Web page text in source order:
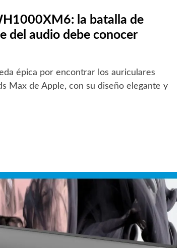
la batalla de
del audio debe conocer
épica por encontrar los auriculares
Max de Apple, con su diseño elegante y